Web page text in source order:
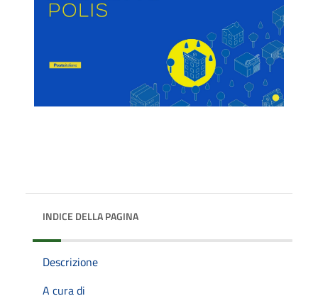
INDICE DELLA PAGINA
Descrizione
A cura di